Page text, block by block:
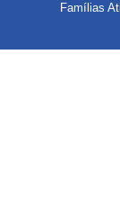
Famílias